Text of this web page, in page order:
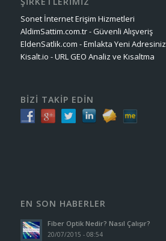
Sonet İnternet Erişim Hizmetleri
AldimSattim.com.tr - Güvenli Alışveriş
EldenSatlik.com - Emlakta Yeni Adresiniz
Kisalt.io - URL GEO Analiz ve Kısaltma
BİZİ TAKİP EDİN
EN SON HABERLER
Fiber Optik Nedir? Nasıl Çalışır?
20/07/2015 - 08:54